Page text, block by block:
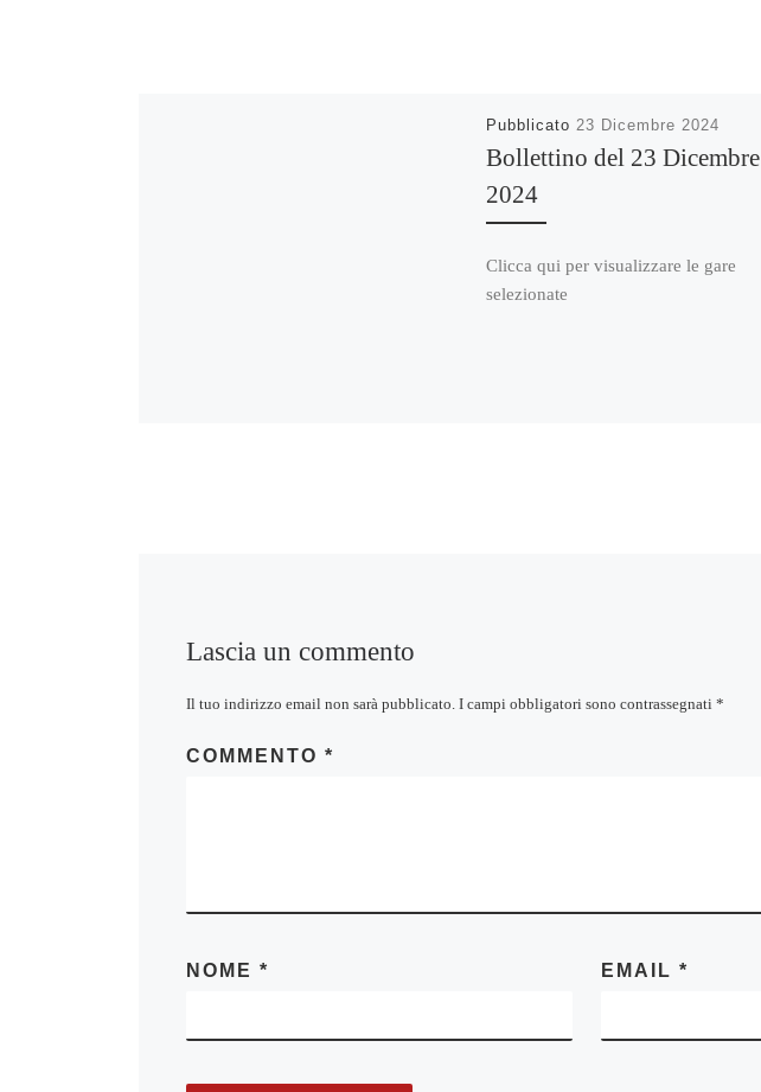
Pubblicato 23 Dicembre 2024
Bollettino del 23 Dicembre
2024
Clicca qui per visualizzare le gare
selezionate
Lascia un commento
Il tuo indirizzo email non sarà pubblicato. I campi obbligatori sono contrassegnati *
COMMENTO *
NOME * EMAIL *